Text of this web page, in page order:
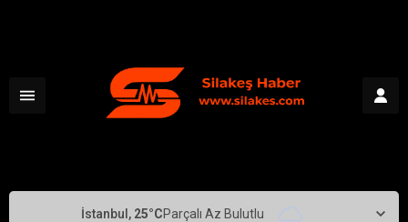
İstanbul, 25°CParçalı Az Bulutlu